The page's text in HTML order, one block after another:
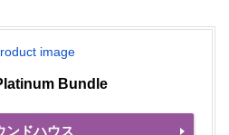
Bundle
ンドハウス